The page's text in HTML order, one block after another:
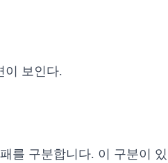
이 보인다.
를 구분합니다. 이 구분이